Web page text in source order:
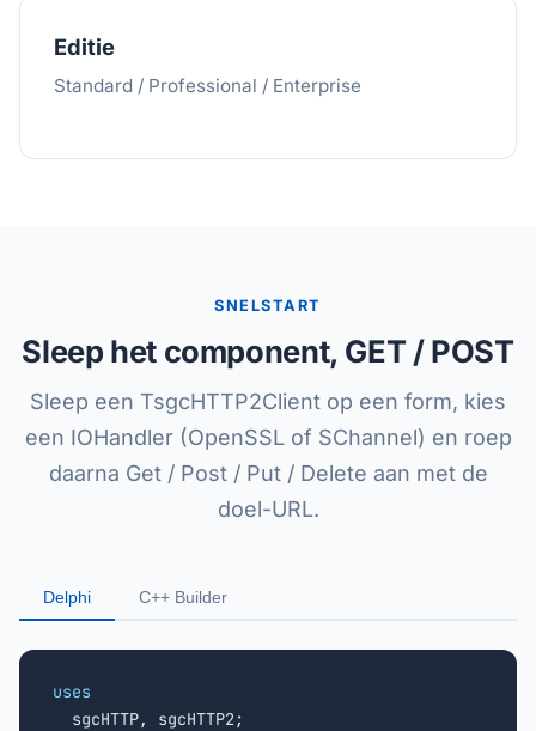
Editie
Standard / Professional / Enterprise
SNELSTART
Sleep het component, GET / POST
Sleep een TsgcHTTP2Client op een form, kies
een IOHandler (OpenSSL of SChannel) en roep
daarna Get / Post / Put / Delete aan met de
doel-URL.
Delphi C++ Builder
uses
sgcHTTP, sgcHTTP2;